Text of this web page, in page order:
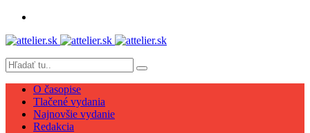
O časopise
Tlačené vydania
Najnovšie vydanie
Redakcia